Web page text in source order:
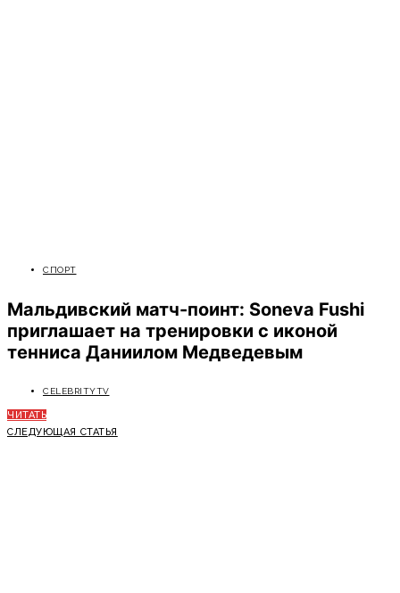
СПОРТ
Мальдивский матч-поинт: Soneva Fushi
приглашает на тренировки с иконой
тенниса Даниилом Медведевым
CELEBRITYTV
ЧИТАТЬ
СЛЕДУЮЩАЯ СТАТЬЯ